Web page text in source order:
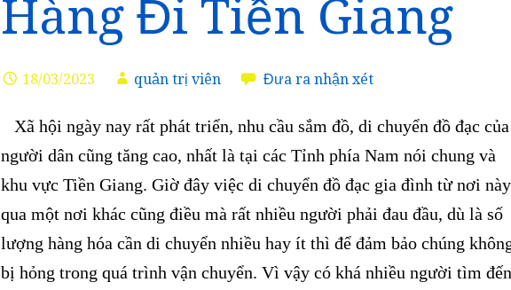
Hàng Đi Tiền Giang
18/03/2023 quản trị viên Đưa ra nhận xét
Xã hội ngày nay rất phát triển, nhu cầu sắm đồ, di chuyển đồ đạc của
người dân cũng tăng cao, nhất là tại các Tỉnh phía Nam nói chung và
khu vực Tiền Giang. Giờ đây việc di chuyển đồ đạc gia đình từ nơi này
qua một nơi khác cũng điều mà rất nhiều người phải đau đầu, dù là số
lượng hàng hóa cần di chuyển nhiều hay ít thì để đảm bảo chúng
bị hỏng trong quá trình vận chuyển. Vì vậy có khá nhiều người tìm đến